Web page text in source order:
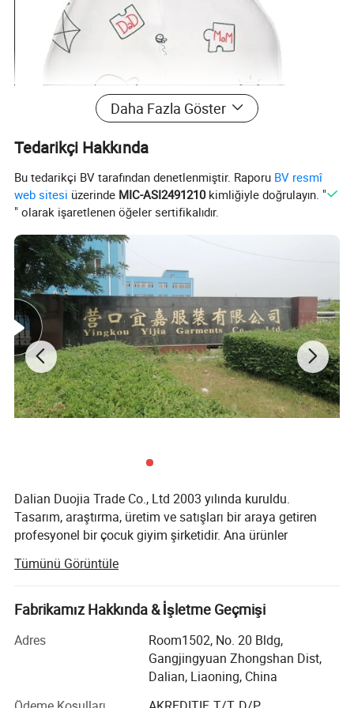
Daha Fazla Göster
Tedarikçi Hakkında
Bu tedarikçi BV tarafından denetlenmiştir. Raporu BV resmî
web sitesi üzerinde MIC-ASI2491210kimliğiyle doğrulayın. "
" olarak işaretlenen öğeler sertifikalıdır.
Dalian Duojia Trade Co., Ltd 2003 yılında kuruldu.
Tasarım, araştırma, üretim ve satışları bir araya getiren
profesyonel bir çocuk giyim şirketidir. Ana ürünler
yünlü kıyafetler ve diğer kıyafetler yer alıyor.
Ürünler çoğunlukla İtalya, İspanya, Kanada ve diğer birçok
ülkeye satılıyor. Şirketimiz "önce müşteri, önce müşteri
itibarı, önce dürüstlük ve pragmatik, mükemmellik arayışı"
iş felsefesini benimsiyor. Ünlü İtalyan markaları IDEXE,
CHICCO, İspanya-BELEDIYE BAŞKANI ve Kanada-Gold
Tümünü Görüntüle
Fabrikamız Hakkında & İşletme Geçmişi
Adres
Room1502, No. 20 Bldg,
Gangjingyuan Zhongshan Dist,
Dalian, Liaoning, China